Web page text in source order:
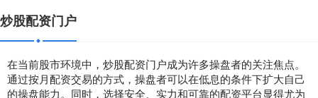
炒股配资门户
在当前股市环境中，炒股配资门户成为许多操盘者的关注焦点。
通过按月配资交易的方式，操盘者可以在低息的条件下扩大自己
的操盘能力。同时，选择安全、实力和可靠的配资平台显得尤为